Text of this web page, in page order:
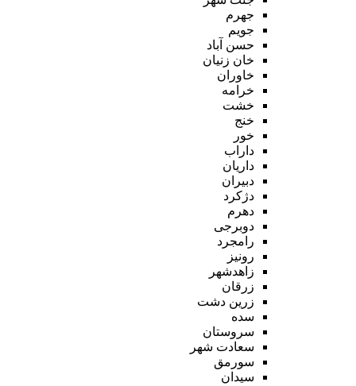
جهرم
جویم
حسن آباد
خان زنیان
خاوران
خرامه
خشت
خنج
خور
داراب
داریان
دبیران
دژکرد
دهرم
دوبرجی
رامجرد
رونیز
زاهدشهر
زرقان
زرین دشت
سده
سروستان
سعادت شهر
سورمق
سیدان